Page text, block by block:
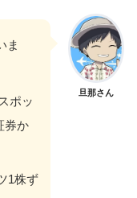
旦那さん
ま
ポッ
券か
1株ず